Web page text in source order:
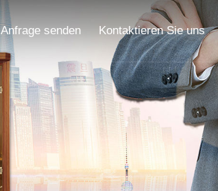
Anfrage senden Kontaktieren Sie uns